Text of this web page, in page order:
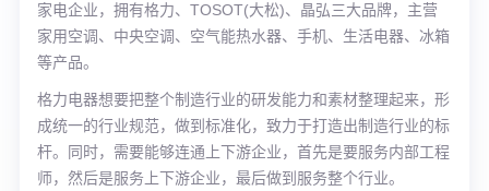
家电企业，拥有格力、TOSOT(大松)、晶弘三大品牌，主营
家用空调、中央空调、空气能热水器、手机、生活电器、冰箱
等产品。
格力电器想要把整个制造行业的研发能力和素材整理起来，形
成统一的行业规范，做到标准化，致力于打造出制造行业的标
杆。同时，需要能够连通上下游企业，首先是要服务内部工程
师，然后是服务上下游企业，最后做到服务整个行业。